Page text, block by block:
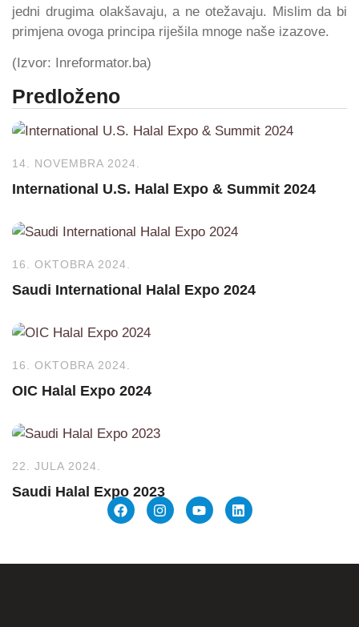
jedni drugima olakšavaju, a ne otežavaju. Mislim da bi
primjena ovoga principa riješila mnoge naše izazove.
(Izvor: Inreformator.ba)
Predloženo
14. NOVEMBRA 2024.
International U.S. Halal Expo & Summit 2024
16. OKTOBRA 2024.
Saudi International Halal Expo 2024
16. OKTOBRA 2024.
OIC Halal Expo 2024
22. JULA 2024.
Saudi Halal Expo 2023